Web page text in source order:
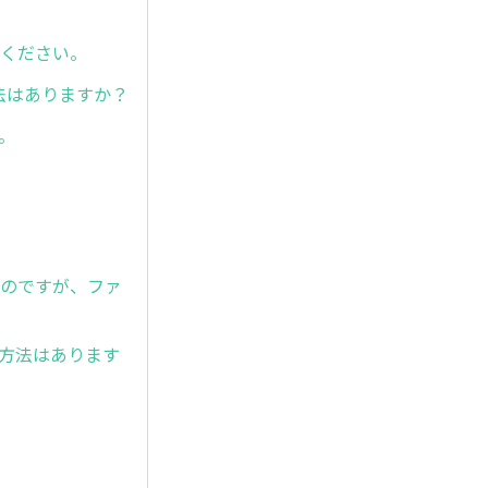
ださい。
ありますか？
ですが、ファ
法はあります